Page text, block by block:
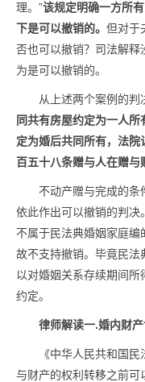
理。”该规定明确一方所
下是可以撤销的。 但对于
否也可以撤销？司法解释
为是可以撤销的。
从上述两个案例的判
同共有房屋约定为一人
定为婚后共同所有，法
百五十八条赠与人在赠与
不动产赠与完成的条
依此作出可以撤销的判
不属于民法典婚姻家庭编
故不支持撤销。毕竟民
以对婚姻关系存续期间
约定。
律师解读一.婚内财
《中华人民共和国
与财产的权利转移之前